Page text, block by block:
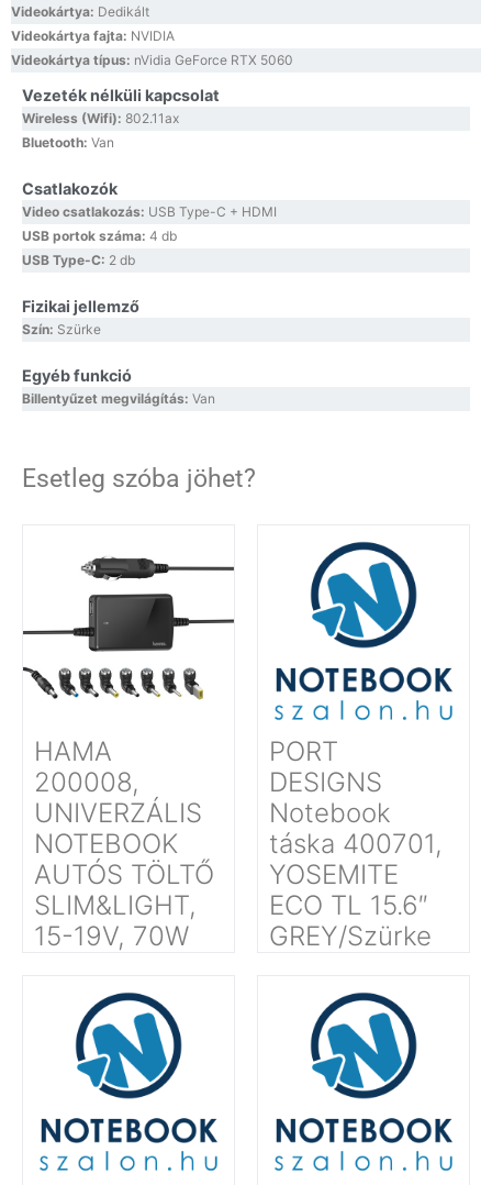
Videokártya: Dedikált
Videokártya fajta: NVIDIA
Videokártya típus: nVidia GeForce RTX 5060
Vezeték nélküli kapcsolat
Wireless (Wifi): 802.11ax
Bluetooth: Van
Csatlakozók
Video csatlakozás: USB Type-C + HDMI
USB portok száma: 4 db
USB Type-C: 2 db
Fizikai jellemző
Szín: Szürke
Egyéb funkció
Billentyűzet megvilágítás: Van
Esetleg szóba jöhet?
HAMA
200008,
UNIVERZÁLIS
NOTEBOOK
AUTÓS TÖLTŐ
SLIM&LIGHT,
15-19V, 70W
PORT
DESIGNS
Notebook
táska 400701,
YOSEMITE
ECO TL 15.6″
GREY/Szürke